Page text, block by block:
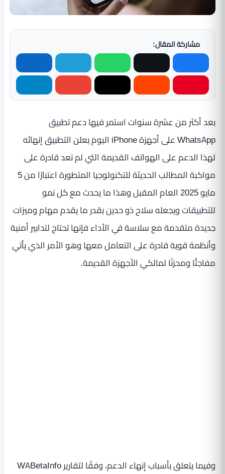
مشاركة المقال:
بعد أكثر من عشرة سنوات استمر فيها دعم تطبيق
WhatsApp على أجهزة iPhone اليوم يعلن التطبيق إنهائه
لهذا الدعم على الهواتف القديمة التي لم تعد قادرة على
مواكبة المطالب الحديثة للتكنولوجيا المتطورة اعتبارًا من 5
مايو 2025 العام المقبل وهذا ما يحدث مع كل نمو
للتطبيقات ويجعله سلاح ذو حدين بقدر ما يقدم مهام وميزات
جديدة متقدمة مع سلاسة في الأداء فإنها تحتاج لتدابير أمنية
وأنظمة قوية قادرة على التعامل معها وهو الأمر الذي يأتي
مفاجئًا ومحزنًا لمالكي الأجهزة القديمة.
وفيما يتعلق بأسباب إنهاء الدعم، وفقًا لتقارير WABetaInfo